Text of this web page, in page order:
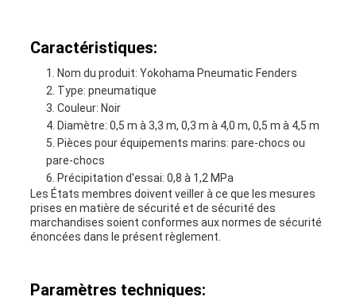
Caractéristiques:
Nom du produit: Yokohama Pneumatic Fenders
Type: pneumatique
Couleur: Noir
Diamètre: 0,5 m à 3,3 m, 0,3 m à 4,0 m, 0,5 m à 4,5 m
Pièces pour équipements marins: pare-chocs ou
pare-chocs
Précipitation d'essai: 0,8 à 1,2 MPa
Les États membres doivent veiller à ce que les mesures
prises en matière de sécurité et de sécurité des
marchandises soient conformes aux normes de sécurité
énoncées dans le présent règlement.
Paramètres techniques: